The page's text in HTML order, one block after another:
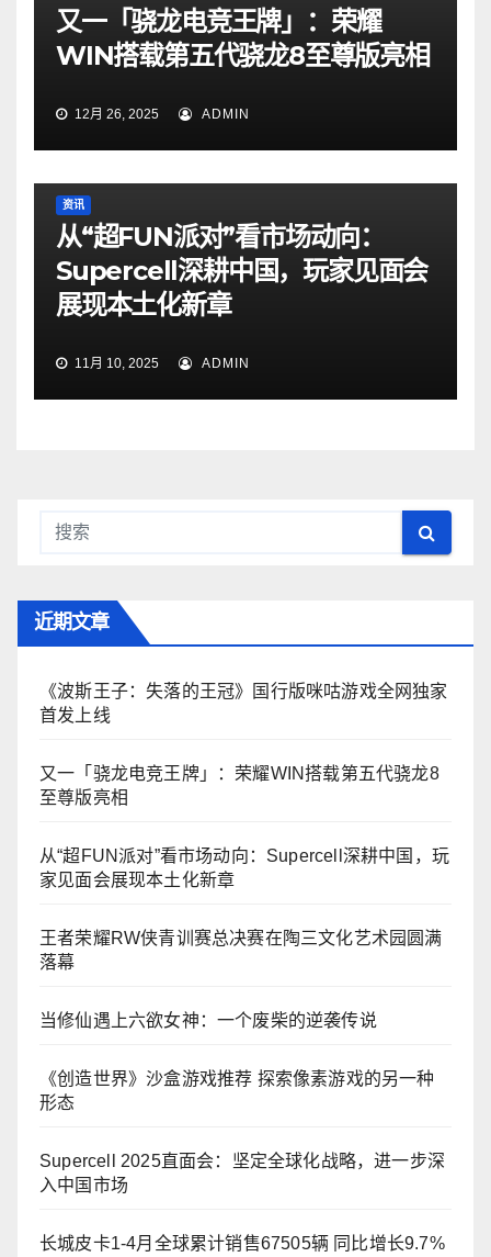
又一「骁龙电竞王牌」：荣耀
WIN搭载第五代骁龙8至尊版亮相
12月 26, 2025 ADMIN
资讯
从“超FUN派对”看市场动向：
Supercell深耕中国，玩家见面会
展现本土化新章
11月 10, 2025 ADMIN
近期文章
《波斯王子：失落的王冠》国行版咪咕游戏全网独家
首发上线
又一「骁龙电竞王牌」：荣耀WIN搭载第五代骁龙8
至尊版亮相
从“超FUN派对”看市场动向：Supercell深耕中国，玩
家见面会展现本土化新章
王者荣耀RW侠青训赛总决赛在陶三文化艺术园圆满
落幕
当修仙遇上六欲女神：一个废柴的逆袭传说
《创造世界》沙盒游戏推荐 探索像素游戏的另一种
形态
Supercell 2025直面会：坚定全球化战略，进一步深
入中国市场
长城皮卡1-4月全球累计销售67505辆 同比增长9.7%